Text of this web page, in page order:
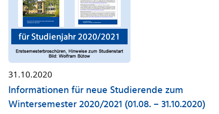
31.10.2020
Informationen für neue Studierende zum
Wintersemester 2020/2021 (01.08. – 31.10.2020)